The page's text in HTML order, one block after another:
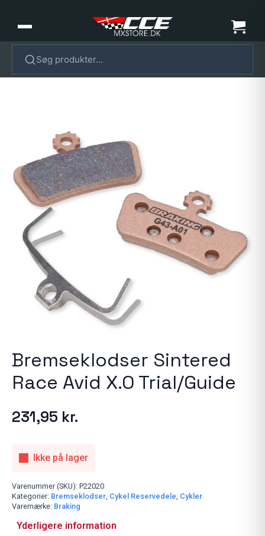
Søg produkter...
Bremseklodser Sintered
Race Avid X.O Trial/Guide
231,95 kr.
Ikke på lager
Varenummer (SKU): P22020
Kategorier: Bremseklodser, Cykel Reservedele, Cykler
Varemærke: Braking
Yderligere information